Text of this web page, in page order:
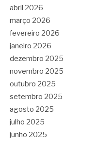
abril 2026
março 2026
fevereiro 2026
janeiro 2026
dezembro 2025
novembro 2025
outubro 2025
setembro 2025
agosto 2025
julho 2025
junho 2025